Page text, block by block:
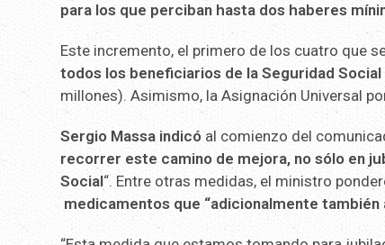
para los que perciban hasta dos haberes
Este incremento, el primero de los cuatro que
todos los beneficiarios de la Seguridad Social
millones). Asimismo, la Asignación Universal
Sergio Massa indicó al comienzo del
recorrer este camino de mejora, no sólo en
Social“. Entre otras medidas, el ministro
medicamentos que “adicionalmente